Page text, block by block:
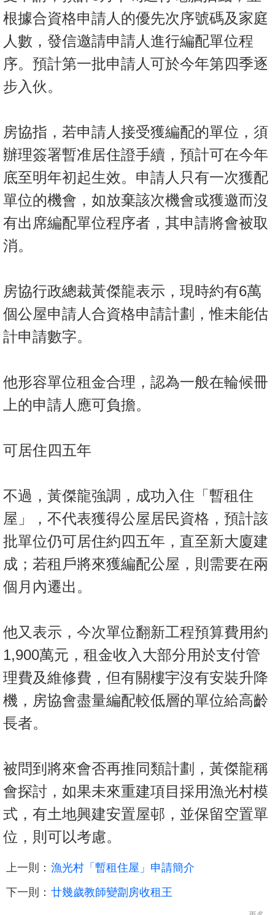
根據合資格申請人的優先次序號碼及家庭
人數，發信邀請申請人進行編配單位程
序。預計第一批申請人可於今年第四季逐
步入伙。
房協指，若申請人接受獲編配的單位，須
辦理簽署暫准居住證手續，預計可在今年
底至明年初起生效。申請人只有一次獲配
單位的機會，如放棄該次機會或獲邀而沒
有出席編配單位程序者，其申請將會被取
消。
房協行政總裁黃傑龍表示，現時約有6萬
個公屋申請人合資格申請計劃，惟未能估
計申請數字。
他形容單位租金合理，認為一般在輪候冊
上的申請人應可負擔。
可居住四五年
不過，黃傑龍強調，成功入住「暫租住
屋」，不代表獲得公屋居民資格，預計該
批單位仍可居住約四五年，直至新大廈建
成；若租戶將來獲編配公屋，則需要在兩
個月內遷出。
他又表示，今次單位翻新工程預算費用約
1,900萬元，租金收入大部分用於支付管
理費及維修費，但有關樓宇沒有安裝升降
機，房協會盡量編配較低層的單位給高齡
長者。
被問到將來會否再推同類計劃，黃傑龍稱
會探討，如果未來重建項目採用漁光村模
式，有土地興建安置屋邨，並保留空置單
位，則可以考慮。
上一則： 漁光村「暫租住屋」申請簡介
下一則： 廿幾歲教師變劏房收租王